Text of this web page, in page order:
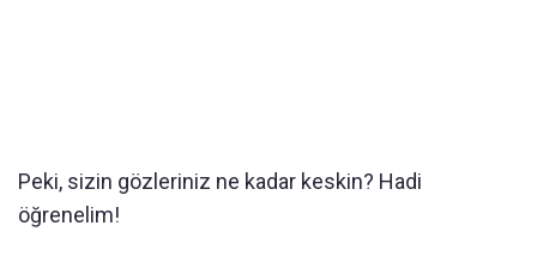
Peki, sizin gözleriniz ne kadar keskin? Hadi
öğrenelim!